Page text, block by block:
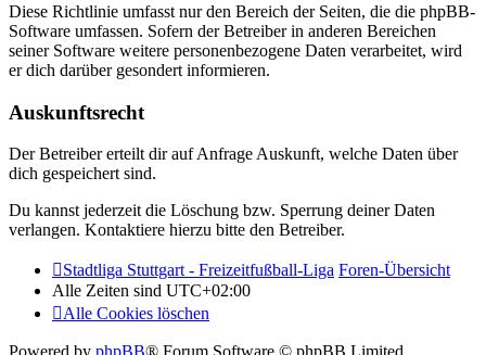
Diese Richtlinie umfasst nur den Bereich der Seiten, die die phpBB-
Software umfassen. Sofern der Betreiber in anderen Bereichen
seiner Software weitere personenbezogene Daten verarbeitet, wird
er dich darüber gesondert informieren.
Auskunftsrecht
Der Betreiber erteilt dir auf Anfrage Auskunft, welche Daten über
dich gespeichert sind.
Du kannst jederzeit die Löschung bzw. Sperrung deiner Daten
verlangen. Kontaktiere hierzu bitte den Betreiber.
Stadtliga Stuttgart - Freizeitfußball-Liga Foren-Übersicht
Alle Zeiten sind UTC+02:00
Alle Cookies löschen